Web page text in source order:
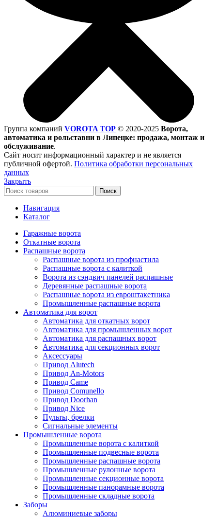
Группа компаний VOROTA TOP © 2020-2025 Ворота,
автоматика и рольставни в Липецке: продажа, монтаж и
обслуживание.
Сайт носит информационный характер и не является
публичной офертой. Политика обработки персональных
данных
Закрыть
Поиск
Навигация
Каталог
Гаражные ворота
Откатные ворота
Распашные ворота
Распашные ворота из профнастила
Распашные ворота с калиткой
Ворота из сэндвич панелей распашные
Деревянные распашные ворота
Распашные ворота из евроштакетника
Промышленные распашные ворота
Автоматика для ворот
Автоматика для откатных ворот
Автоматика для промышленных ворот
Автоматика для распашных ворот
Автоматика для секционных ворот
Аксессуары
Привод Alutech
Привод An-Motors
Привод Came
Привод Comunello
Привод Doorhan
Привод Nice
Пульты, брелки
Сигнальные элементы
Промышленные ворота
Промышленные ворота с калиткой
Промышленные подвесные ворота
Промышленные распашные ворота
Промышленные рулонные ворота
Промышленные секционные ворота
Промышленные панорамные ворота
Промышленные складные ворота
Заборы
Алюминиевые заборы